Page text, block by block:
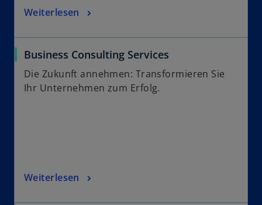
Weiterlesen
Business Consulting Services
Die Zukunft annehmen: Transformieren Sie
Ihr Unternehmen zum Erfolg.
Weiterlesen